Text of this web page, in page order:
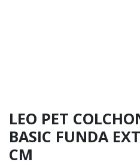
LEO PET
BASIC FUNDA
CM